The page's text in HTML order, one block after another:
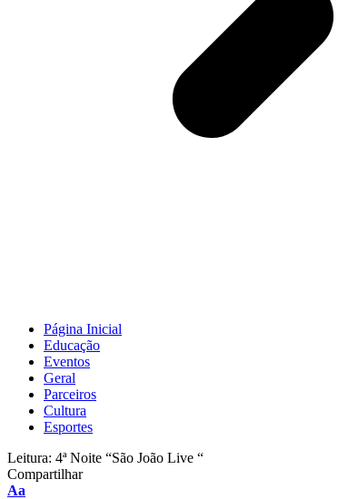
Página Inicial
Educação
Eventos
Geral
Parceiros
Cultura
Esportes
Leitura: 4ª Noite “São João Live “
Compartilhar
Aa